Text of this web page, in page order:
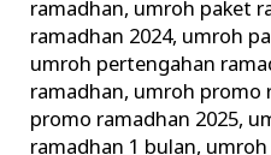
ramadhan, umroh paket
ramadhan 2024, umroh
umroh pertengahan
ramadhan, umroh promo
promo ramadhan 2025,
ramadhan 1 bulan, umroh